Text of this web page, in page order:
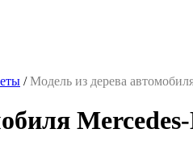
/Модель из дерева